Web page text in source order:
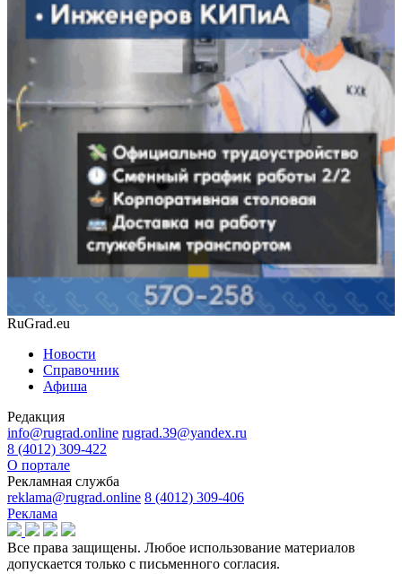
RuGrad.eu
Новости
Справочник
Афиша
Редакция
info@rugrad.online rugrad.39@yandex.ru
8 (4012) 309-422
О портале
Рекламная служба
reklama@rugrad.online 8 (4012) 309-406
Реклама
Все права защищены. Любое использование материалов
допускается только с письменного согласия.